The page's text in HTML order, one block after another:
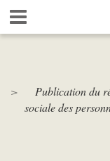
Aller
au
contenu
Publication du
sociale des
Gestion de vos